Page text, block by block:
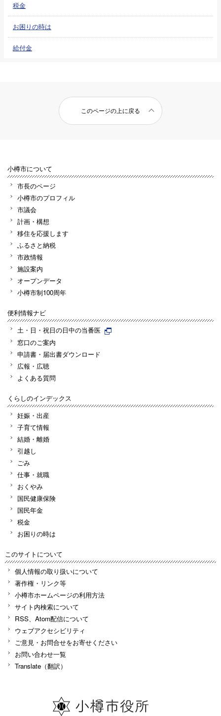
税金
お困りの時は
給付金
このページの上に戻る
小樽市について
市長のページ
小樽市のプロフィル
市議会
計画・構想
移住を応援します
ふるさと納税
市政情報
施設案内
オープンデータ
小樽市制100周年
便利情報ナビ
土・日・祝日の日中の当番医
窓口のご案内
申請書・届出書ダウンロード
広報・広聴
よくある質問
くらしのインデックス
妊娠・出産
子育て情報
結婚・離婚
引越し
ごみ
仕事・就職
おくやみ
国民健康保険
国民年金
税金
お困りの時は
このサイトについて
個人情報の取り扱いについて
著作権・リンク等
小樽市ホームページの利用方法
サイト内検索について
RSS、Atom配信について
ウェブアクセシビリティ
ご意見・お問合せをお寄せください
お問い合わせ一覧
Translate（翻訳）